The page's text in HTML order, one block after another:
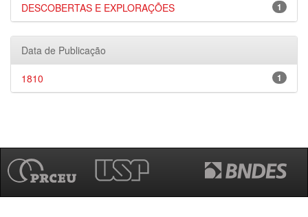
1
DESCOBERTAS E EXPLORAÇÕES
Data de Publicação
1
1810